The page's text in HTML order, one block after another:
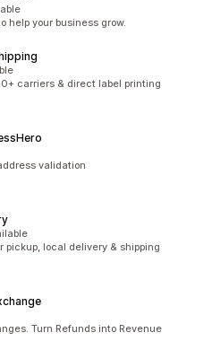
help your business grow.
carriers & direct label printing
validation
pickup, local delivery & shipping
Turn Refunds into Revenue